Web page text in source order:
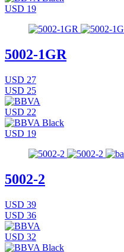
USD 19
5002-1GR
USD 27
USD 25
USD 22
USD 19
5002-2
USD 39
USD 36
USD 32